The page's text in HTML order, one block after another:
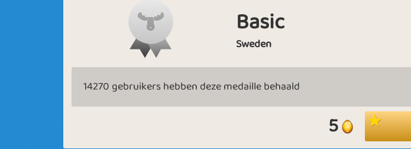
Basic
Sweden
14270 gebruikers hebben deze medaille behaald
5